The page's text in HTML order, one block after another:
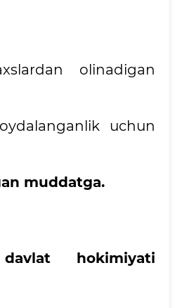
olinadigan
uchun
muddatga.
hokimiyati